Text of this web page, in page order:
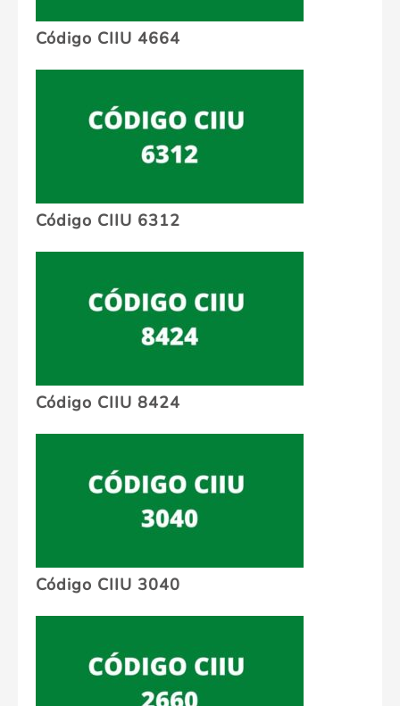
Código CIIU 4664
Código CIIU 6312
Código CIIU 8424
Código CIIU 3040